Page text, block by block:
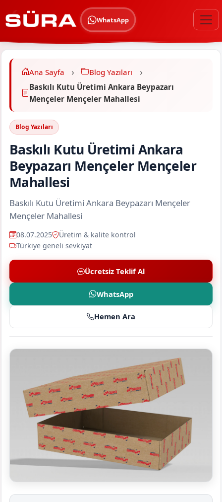
WhatsApp
Ana Sayfa
Blog Yazıları
Baskılı Kutu Üretimi Ankara Beypazarı
Mençeler Mençeler Mahallesi
Blog Yazıları
Baskılı Kutu Üretimi Ankara
Beypazarı Mençeler Mençeler
Mahallesi
Baskılı Kutu Üretimi Ankara Beypazarı Mençeler
Mençeler Mahallesi
08.07.2025
Üretim & kalite kontrol
Türkiye geneli sevkiyat
Ücretsiz Teklif Al
WhatsApp
Hemen Ara